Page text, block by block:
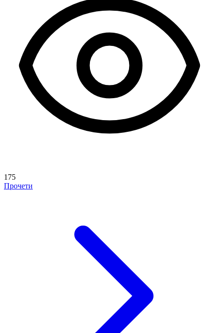
175
Прочети